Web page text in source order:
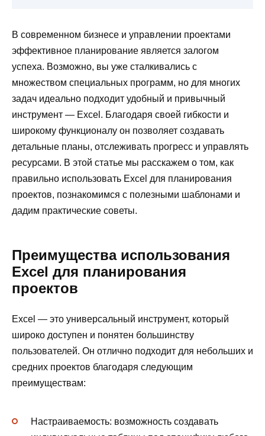
В современном бизнесе и управлении проектами
эффективное планирование является залогом
успеха. Возможно, вы уже сталкивались с
множеством специальных программ, но для многих
задач идеально подходит удобный и привычный
инструмент — Excel. Благодаря своей гибкости и
широкому функционалу он позволяет создавать
детальные планы, отслеживать прогресс и управлять
ресурсами. В этой статье мы расскажем о том, как
правильно использовать Excel для планирования
проектов, познакомимся с полезными шаблонами и
дадим практические советы.
Преимущества использования
Excel для планирования
проектов
Excel — это универсальный инструмент, который
широко доступен и понятен большинству
пользователей. Он отлично подходит для небольших и
средних проектов благодаря следующим
преимуществам:
Настраиваемость: возможность создавать